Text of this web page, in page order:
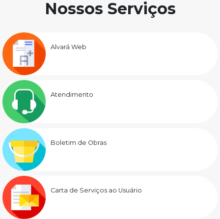
Nossos Serviços
Alvará Web
Atendimento
Boletim de Obras
Carta de Serviços ao Usuário